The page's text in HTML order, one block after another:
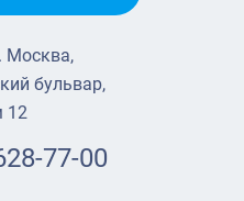
Москва,
бульвар,
12
77-00